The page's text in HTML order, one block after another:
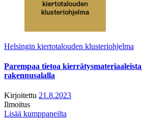
Helsingin kiertotalouden klusteriohjelma
Parempaa tietoa
rakennusalalla
Kirjoitettu 21.8.2023
Ilmoitus
Lisää kumppaneilta